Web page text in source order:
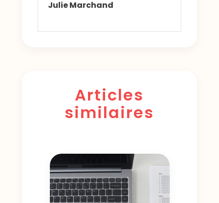
Julie Marchand
Articles
similaires